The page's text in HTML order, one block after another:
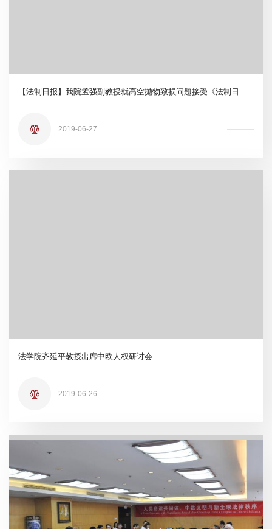
2019-06-27
法学院齐延平教授出席中欧人权研讨会
2019-06-26